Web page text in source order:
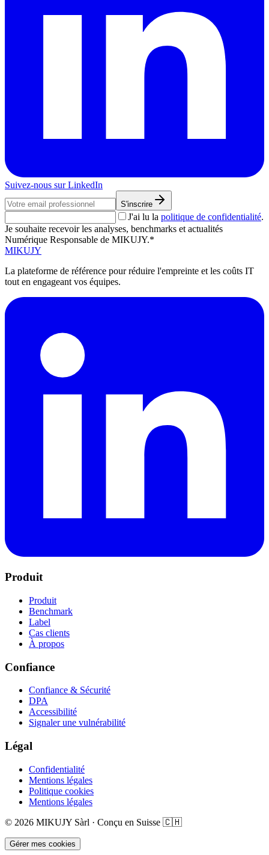
Suivez-nous sur LinkedIn
S'inscrire
J'ai lu la politique de confidentialité.
Je souhaite recevoir les analyses, benchmarks et actualités
Numérique Responsable de MIKUJY.*
MIKUJY
La plateforme de référence pour réduire l'empreinte et les coûts IT
tout en engageant vos équipes.
Produit
Produit
Benchmark
Label
Cas clients
À propos
Confiance
Confiance & Sécurité
DPA
Accessibilité
Signaler une vulnérabilité
Légal
Confidentialité
Mentions légales
Politique cookies
Mentions légales
© 2026 MIKUJY Sàrl · Conçu en Suisse 🇨🇭
Gérer mes cookies